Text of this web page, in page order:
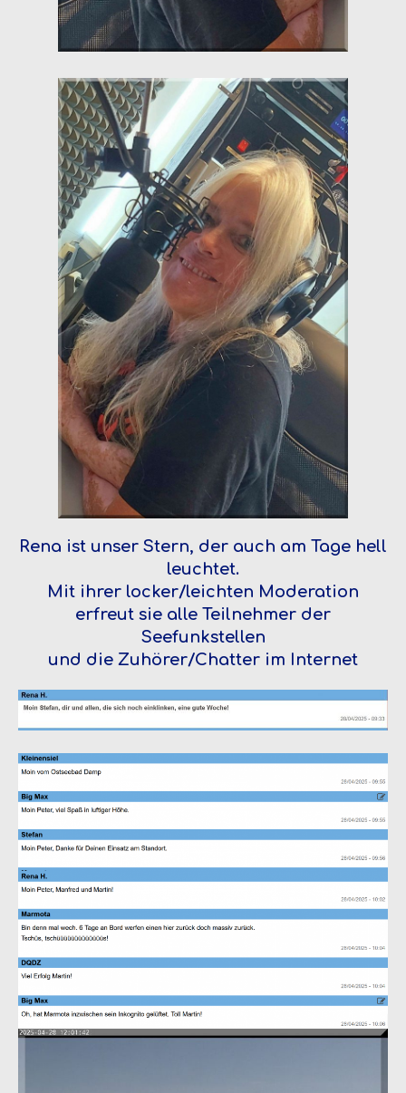
Rena ist unser Stern, der auch am Tage hell
leuchtet.
Mit ihrer locker/leichten Moderation
erfreut sie alle Teilnehmer der
Seefunkstellen
und die Zuhörer/Chatter im Internet